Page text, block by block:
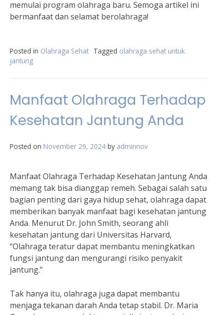
memulai program olahraga baru. Semoga artikel ini
bermanfaat dan selamat berolahraga!
Posted in Olahraga Sehat Tagged olahraga sehat untuk
jantung
Manfaat Olahraga Terhadap
Kesehatan Jantung Anda
Posted on November 29, 2024 by adminnov
Manfaat Olahraga Terhadap Kesehatan Jantung Anda
memang tak bisa dianggap remeh. Sebagai salah satu
bagian penting dari gaya hidup sehat, olahraga dapat
memberikan banyak manfaat bagi kesehatan jantung
Anda. Menurut Dr. John Smith, seorang ahli
kesehatan jantung dari Universitas Harvard,
“Olahraga teratur dapat membantu meningkatkan
fungsi jantung dan mengurangi risiko penyakit
jantung.”
Tak hanya itu, olahraga juga dapat membantu
menjaga tekanan darah Anda tetap stabil. Dr. Maria